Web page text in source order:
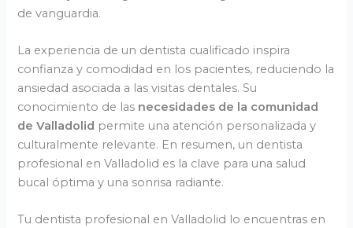
de vanguardia.
La experiencia de un dentista cualificado inspira
confianza y comodidad en los pacientes, reduciendo la
ansiedad asociada a las visitas dentales. Su
conocimiento de las necesidades de la comunidad
de Valladolid permite una atención personalizada y
culturalmente relevante. En resumen, un dentista
profesional en Valladolid es la clave para una salud
bucal óptima y una sonrisa radiante.
Tu dentista profesional en Valladolid lo encuentras en